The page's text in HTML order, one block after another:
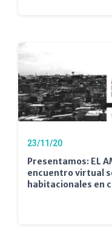
23/11/20
Presentamos: EL
encuentro virtual
habitacionales en